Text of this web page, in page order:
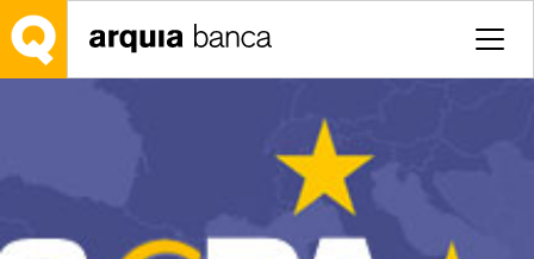
Saltar al contenido principal